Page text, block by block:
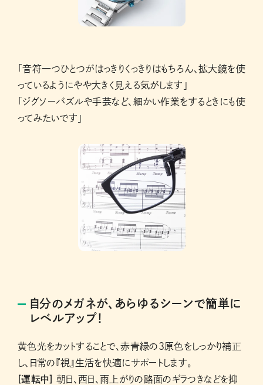
「音符一つひとつがはっきりくっきりはもちろん、拡大鏡を使
っているようにやや大きく見える気がします」
「ジグソーパズルや手芸など、細かい作業をするときにも使
ってみたいです」
自分のメガネが、あらゆるシーンで簡単に
レベルアップ！
黄色光をカットすることで、赤青緑の3原色をしっかり補正
し、日常の『視』生活を快適にサポートします。
[運転中]
朝日、西日、雨上がりの路面のギラつきなどを抑